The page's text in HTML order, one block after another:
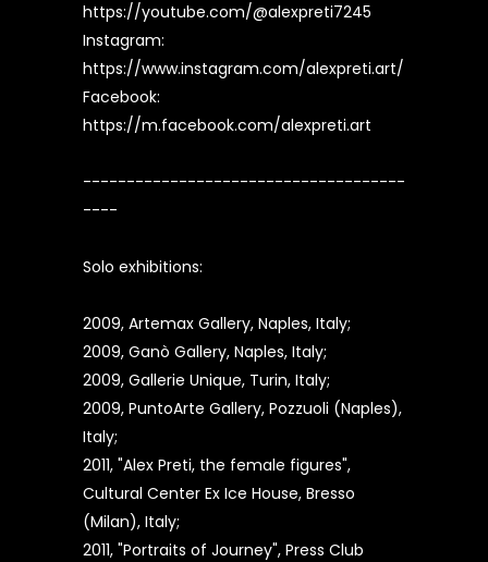
https://youtube.com/@alexpreti7245
Instagram:
https://www.instagram.com/alexpreti.art/
Facebook:
https://m.facebook.com/alexpreti.art
-------------------------------------
----
Solo exhibitions:
2009, Artemax Gallery, Naples, Italy;
2009, Ganò Gallery, Naples, Italy;
2009, Gallerie Unique, Turin, Italy;
2009, PuntoArte Gallery, Pozzuoli (Naples),
Italy;
2011, "Alex Preti, the female figures",
Cultural Center Ex Ice House, Bresso
(Milan), Italy;
2011, "Portraits of Journey", Press Club